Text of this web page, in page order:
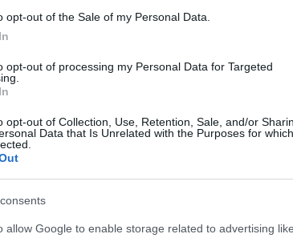
opt-out of the Sale of my Personal Data.
opt-out of processing my Personal Data for Targeted
opt-out of Collection, Use, Retention, Sale, and/or
Data that Is Unrelated with the Purposes for
allow Google to enable storage related to advertising